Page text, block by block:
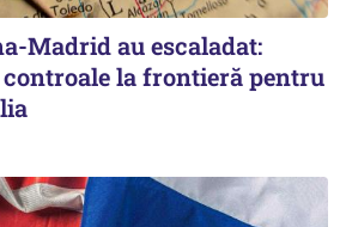
Madrid au escaladat:
la frontieră pentru